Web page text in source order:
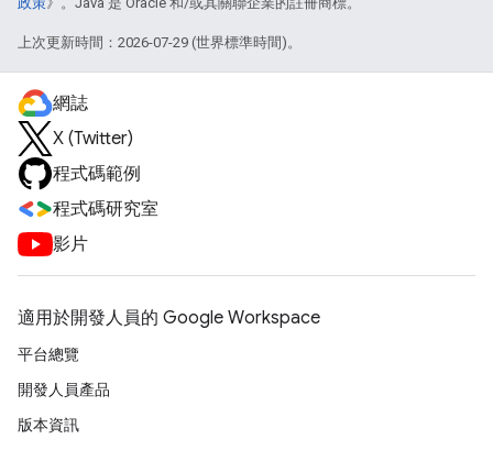
上次更新時間：2026-07-29 (世界標準時間)。
網誌
X (Twitter)
程式碼範例
程式碼研究室
影片
適用於開發人員的 Google Workspace
平台總覽
開發人員產品
版本資訊